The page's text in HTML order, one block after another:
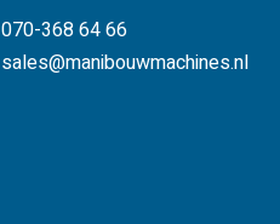
070-368 64 66
sales@manibouwmachines.nl